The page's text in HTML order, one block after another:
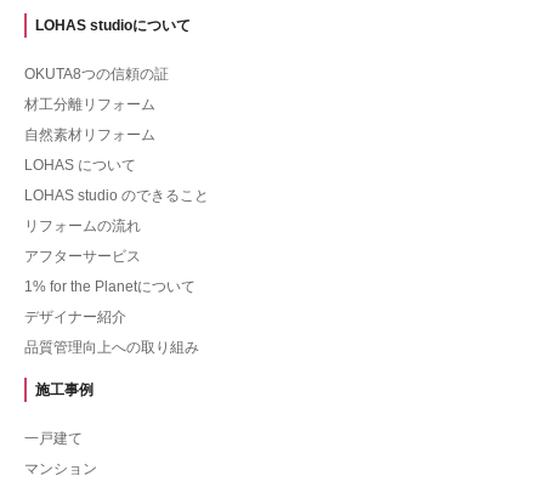
LOHAS studioについて
OKUTA8つの信頼の証
材工分離リフォーム
自然素材リフォーム
LOHAS について
LOHAS studio のできること
リフォームの流れ
アフターサービス
1% for the Planetについて
デザイナー紹介
品質管理向上への取り組み
施工事例
一戸建て
マンション